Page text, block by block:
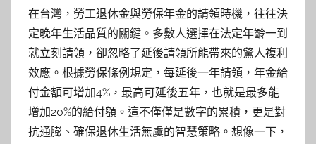
在台灣，勞工退休金與勞保年金的請領時機，往往決
定晚年生活品質的關鍵。多數人選擇在法定年齡一到
就立刻請領，卻忽略了延後請領所能帶來的驚人複利
效應。根據勞保條例規定，每延後一年請領，年金給
付金額可增加4%，最高可延後五年，也就是最多能
增加20%的給付額。這不僅僅是數字的累積，更是對
抗通膨、確保退休生活無虞的智慧策略。想像一下，